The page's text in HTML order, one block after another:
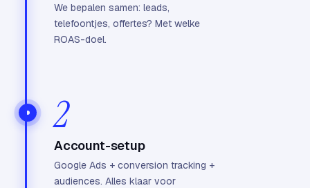
We bepalen samen: leads,
telefoontjes, offertes? Met welke
ROAS-doel.
2
Account-setup
Google Ads + conversion tracking +
audiences. Alles klaar voor